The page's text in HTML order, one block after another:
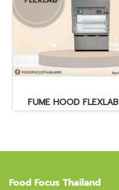
FUME HOOD FLEXLAB
Food Focus Thailand